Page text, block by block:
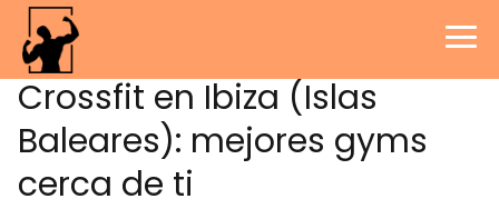
Crossfit en Ibiza (Islas
Baleares): mejores gyms
cerca de ti